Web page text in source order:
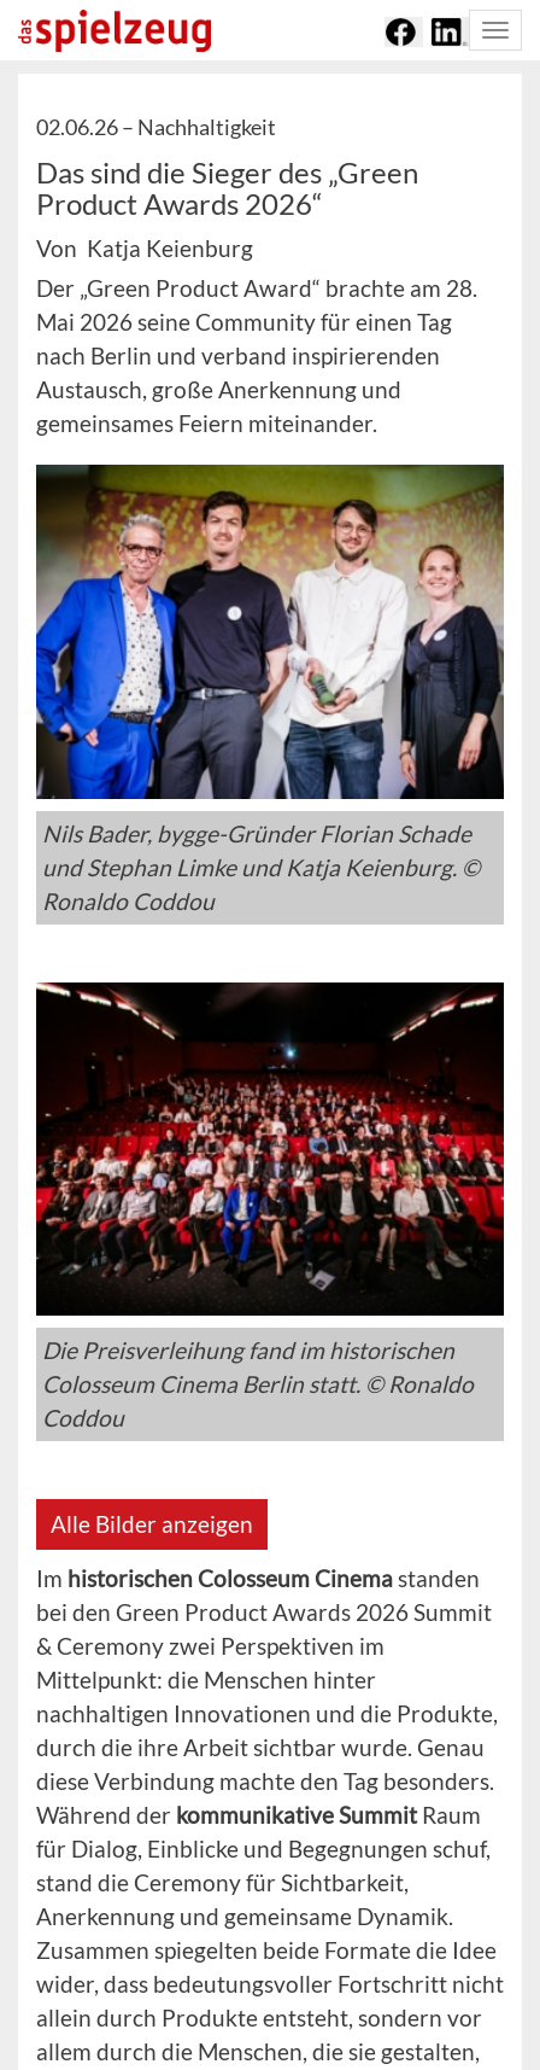
02.06.26 – Nachhaltigkeit
Das sind die Sieger des „Green
Product Awards 2026“
Von Katja Keienburg
Der „Green Product Award“ brachte am 28.
Mai 2026 seine Community für einen Tag
nach Berlin und verband inspirierenden
Austausch, große Anerkennung und
gemeinsames Feiern miteinander.
Nils Bader, bygge-Gründer Florian Schade
und Stephan Limke und Katja Keienburg. ©
Ronaldo Coddou
Die Preisverleihung fand im historischen
Colosseum Cinema Berlin statt. © Ronaldo
Coddou
Alle Bilder anzeigen
Im historischen Colosseum Cinemastanden
bei den Green Product Awards 2026 Summit
& Ceremony zwei Perspektiven im
Mittelpunkt: die Menschen hinter
nachhaltigen Innovationen und die Produkte,
durch die ihre Arbeit sichtbar wurde. Genau
diese Verbindung machte den Tag besonders.
Während der kommunikative SummitRaum
für Dialog, Einblicke und Begegnungen schuf,
stand die Ceremony für Sichtbarkeit,
Anerkennung und gemeinsame Dynamik.
Zusammen spiegelten beide Formate die Idee
wider, dass bedeutungsvoller Fortschritt nicht
allein durch Produkte entsteht, sondern vor
allem durch die Menschen, die sie gestalten,